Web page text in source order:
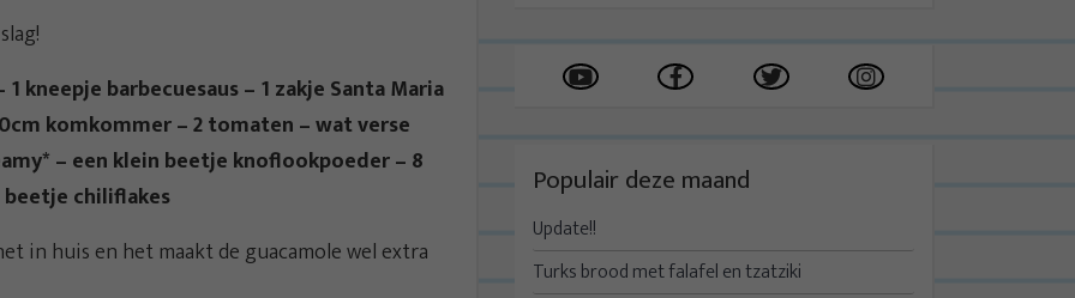
kneepje barbecuesaus – 1 zakje Santa Maria
komkommer – 2 tomaten – wat verse
– een klein beetje knoflookpoeder – 8
beetje chiliflakes
in huis en het maakt de guacamole wel extra
Populair deze maand
Update!!
Turks brood met falafel en tzatziki